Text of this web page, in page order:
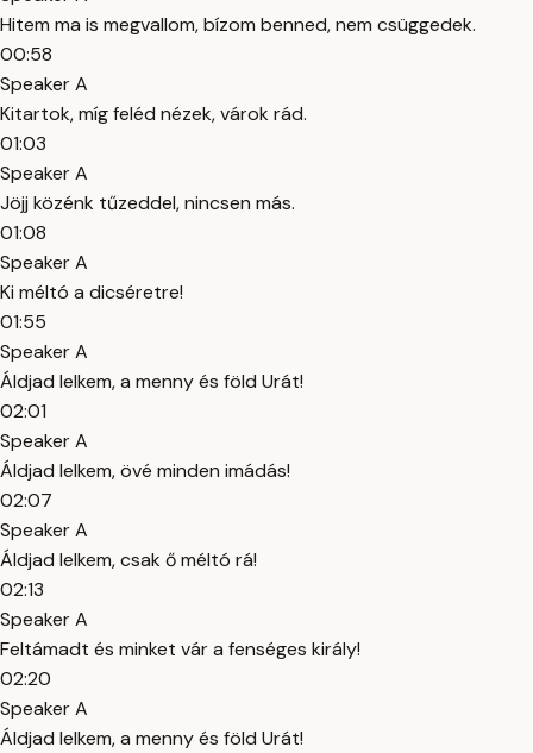
Hitem ma is megvallom, bízom benned, nem csüggedek.
00:58
Speaker A
Kitartok, míg feléd nézek, várok rád.
01:03
Speaker A
Jöjj közénk tűzeddel, nincsen más.
01:08
Speaker A
Ki méltó a dicséretre!
01:55
Speaker A
Áldjad lelkem, a menny és föld Urát!
02:01
Speaker A
Áldjad lelkem, övé minden imádás!
02:07
Speaker A
Áldjad lelkem, csak ő méltó rá!
02:13
Speaker A
Feltámadt és minket vár a fenséges király!
02:20
Speaker A
Áldjad lelkem, a menny és föld Urát!